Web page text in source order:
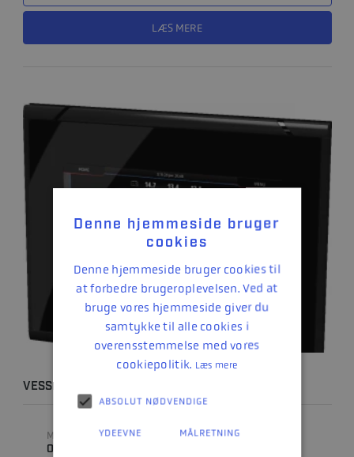
LÆS MERE
VESSELVIEW 502 - ENKELT MOTORINSTALLATION
MÆRKE
0
FABRIKAT
Denne hjemmeside bruger
cookies
Denne hjemmeside bruger cookies til
at forbedre brugeroplevelsen. Ved at
bruge vores hjemmeside giver du
samtykke til alle cookies i
overensstemmelse med vores
cookiepolitik. Læs mere
ABSOLUT NØDVENDIGE
YDEEVNE MÅLRETNING